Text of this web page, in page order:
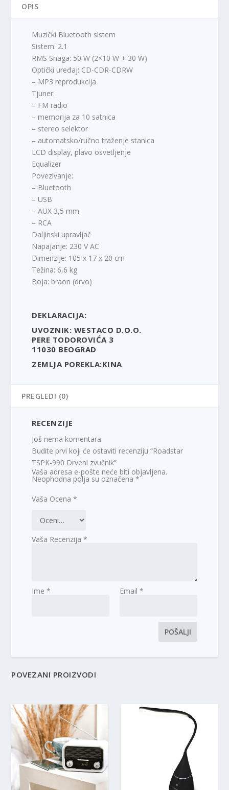
OPIS
Muzički Bluetooth sistem
Sistem: 2.1
RMS Snaga: 50 W (2×10 W + 30 W)
Optički uređaj: CD-CDR-CDRW
– MP3 reprodukcija
Tjuner:
– FM radio
– memorija za 10 satnica
– stereo selektor
– automatsko/ručno traženje stanica
LCD display, plavo osvetljenje
Equalizer
Povezivanje:
– Bluetooth
– USB
– AUX 3,5 mm
– RCA
Daljinski upravljač
Napajanje: 230 V AC
Dimenzije: 105 x 17 x 20 cm
Težina: 6,6 kg
Boja: braon (drvo)
DEKLARACIJA:
UVOZNIK: WESTACO D.O.O.
PERE TODOROVIĆA 3
11030 BEOGRAD
ZEMLJA POREKLA:KINA
PREGLEDI (0)
RECENZIJE
Još nema komentara.
Budite prvi koji će ostaviti recenziju “Roadstar
TSPK-990 Drveni zvučnik”
Vaša adresa e-pošte neće biti objavljena.
Neophodna polja su označena*
Vaša Ocena*
Vaša Recenzija*
Ime* Email *
POVEZANI PROIZVODI